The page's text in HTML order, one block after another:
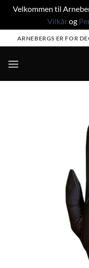
Velkommen til
Vilkårog
to
content
ARNEBERGS ER FOR